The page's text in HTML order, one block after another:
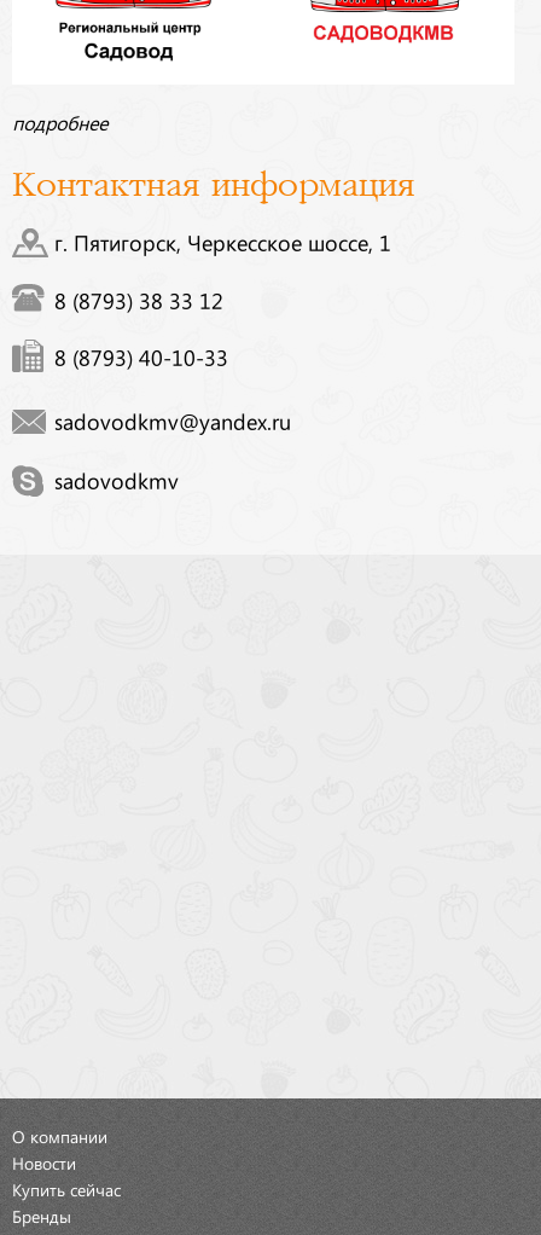
подробнее
Контактная информация
г. Пятигорск, Черкесское шоссе, 1
8 (8793) 38 33 12
8 (8793) 40-10-33
sadovodkmv@yandex.ru
sadovodkmv
О компании
Новости
Купить сейчас
Бренды